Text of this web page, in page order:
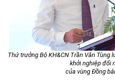
Thứ trưởng Bộ KH&CN Trần Văn
khởi nghiệp đổi
của vùng Đồng